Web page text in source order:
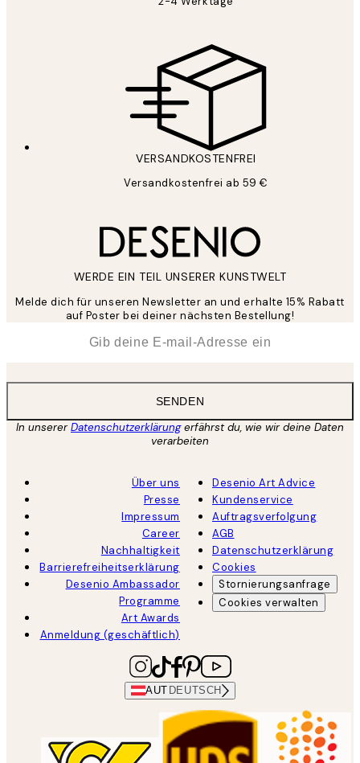
VERSANDKOSTENFREI
Versandkostenfrei ab 59 €
WERDE EIN TEIL UNSERER KUNSTWELT
Melde dich für unseren Newsletter an und erhalte 15% Rabatt
auf Poster bei deiner nächsten Bestellung!
SENDEN
In unsererDatenschutzerklärungerfährst du, wie wir deine Daten
verarbeiten
Über uns
Presse
Impressum
Career
Nachhaltigkeit
Barrierefreiheitserklärung
Desenio Ambassador
Programme
Art Awards
Anmeldung (geschäftlich)
Desenio Art Advice
Kundenservice
Auftragsverfolgung
AGB
Datenschutzerklärung
Cookies
Stornierungsanfrage
Cookies verwalten
AUT DEUTSCH